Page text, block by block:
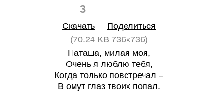
3
Скачать
Поделиться
(70.24 KB 736x736)
Наташа, милая моя,
Очень я люблю тебя,
Когда только повстречал –
В омут глаз твоих попал.